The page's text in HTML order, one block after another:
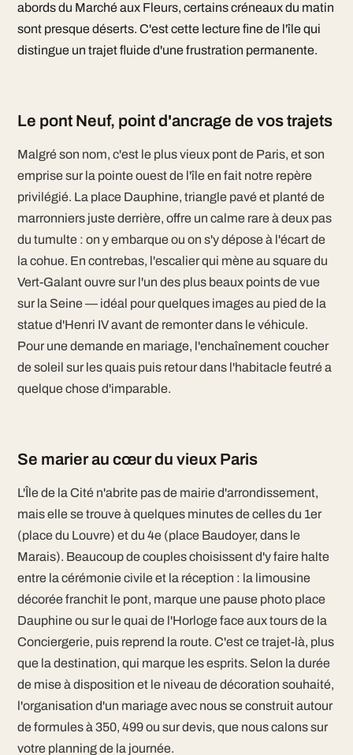
abords du Marché aux Fleurs, certains créneaux du matin
sont presque déserts. C'est cette lecture fine de l'île qui
distingue un trajet fluide d'une frustration permanente.
Le pont Neuf, point d'ancrage de vos trajets
Malgré son nom, c'est le plus vieux pont de Paris, et son
emprise sur la pointe ouest de l'île en fait notre repère
privilégié. La place Dauphine, triangle pavé et planté de
marronniers juste derrière, offre un calme rare à deux pas
du tumulte : on y embarque ou on s'y dépose à l'écart de
la cohue. En contrebas, l'escalier qui mène au square du
Vert-Galant ouvre sur l'un des plus beaux points de vue
sur la Seine — idéal pour quelques images au pied de la
statue d'Henri IV avant de remonter dans le véhicule.
Pour une demande en mariage, l'enchaînement coucher
de soleil sur les quais puis retour dans l'habitacle feutré a
quelque chose d'imparable.
Se marier au cœur du vieux Paris
L'Île de la Cité n'abrite pas de mairie d'arrondissement,
mais elle se trouve à quelques minutes de celles du 1er
(place du Louvre) et du 4e (place Baudoyer, dans le
Marais). Beaucoup de couples choisissent d'y faire halte
entre la cérémonie civile et la réception : la limousine
décorée franchit le pont, marque une pause photo place
Dauphine ou sur le quai de l'Horloge face aux tours de la
Conciergerie, puis reprend la route. C'est ce trajet-là, plus
que la destination, qui marque les esprits. Selon la durée
de mise à disposition et le niveau de décoration souhaité,
l'organisation d'un mariage avec nous se construit autour
de formules à 350, 499 ou sur devis, que nous calons sur
votre planning de la journée.